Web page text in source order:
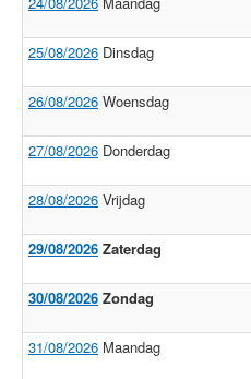
25/08/2026 Dinsdag
26/08/2026 Woensdag
27/08/2026 Donderdag
28/08/2026 Vrijdag
29/08/2026 Zaterdag
30/08/2026 Zondag
31/08/2026 Maandag